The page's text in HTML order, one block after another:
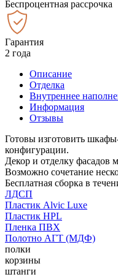
Беспроцентная рассрочка
Гарантия
2 года
Описание
Отделка
Внутреннее
Информация
Отзывы
Готовы изготовить
конфигурации.
Декор и отделку фасадов
Возможно сочетание
Бесплатная сборка в
ЛДСП
Пластик Alvic Luxe
Пластик HPL
Пленка ПВХ
Полотно АГТ (МДФ)
полки
корзины
штанги